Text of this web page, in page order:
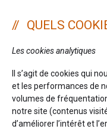
QUELS
Les cookies analytiques
Il s’agit de cookies qui
et les performances de
volumes de
notre site (contenus
d’améliorer l’intérêt et